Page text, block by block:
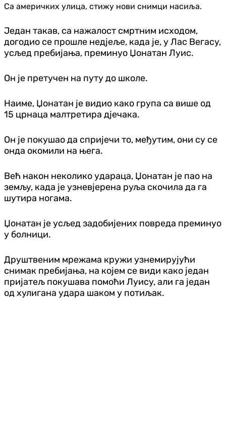
Са америчких улица, стижу нови снимци насиља.
Један такав, са нажалост смртним исходом,
догодио се прошле недјеље, када је, у Лас Вегасу,
усљед пребијања, преминуо Џонатан Луис.
Он је претучен на путу до школе.
Наиме, Џонатан је видио како група са више од
15 црнаца малтретира дјечака.
Он је покушао да спријечи то, међутим, они су се
онда окомили на њега.
Већ након неколико удараца, Џонатан је пао на
земљу, када је узневјерена руља скочила да га
шутира ногама.
Џонатан је усљед задобијених повреда преминуо
у болници.
Друштвеним мрежама кружи узнемирујући
снимак пребијања, на којем се види како један
пријатељ покушава помоћи Луису, али га један
од хулигана удара шаком у потиљак.